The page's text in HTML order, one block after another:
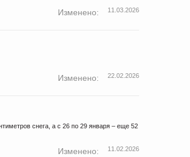
Изменено: 11.03.2026
Изменено: 22.02.2026
снега, а с 26 по 29 января – еще 52
Изменено: 11.02.2026